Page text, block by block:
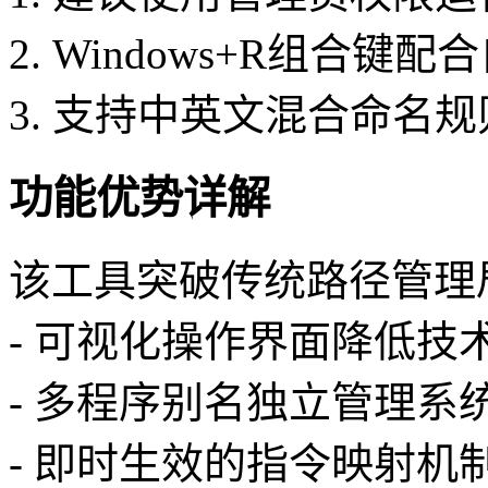
2. Windows+R组合键配
3. 支持中英文混合命名
功能优势详解
该工具突破传统路径管
- 可视化操作界面降低技
- 多程序别名独立管理系
- 即时生效的指令映射机